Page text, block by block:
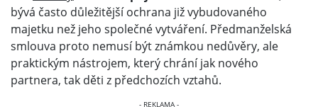
bývá často důležitější ochrana již vybudovaného
majetku než jeho společné vytváření. Předmanželská
smlouva proto nemusí být známkou nedůvěry, ale
praktickým nástrojem, který chrání jak nového
partnera, tak děti z předchozích vztahů.